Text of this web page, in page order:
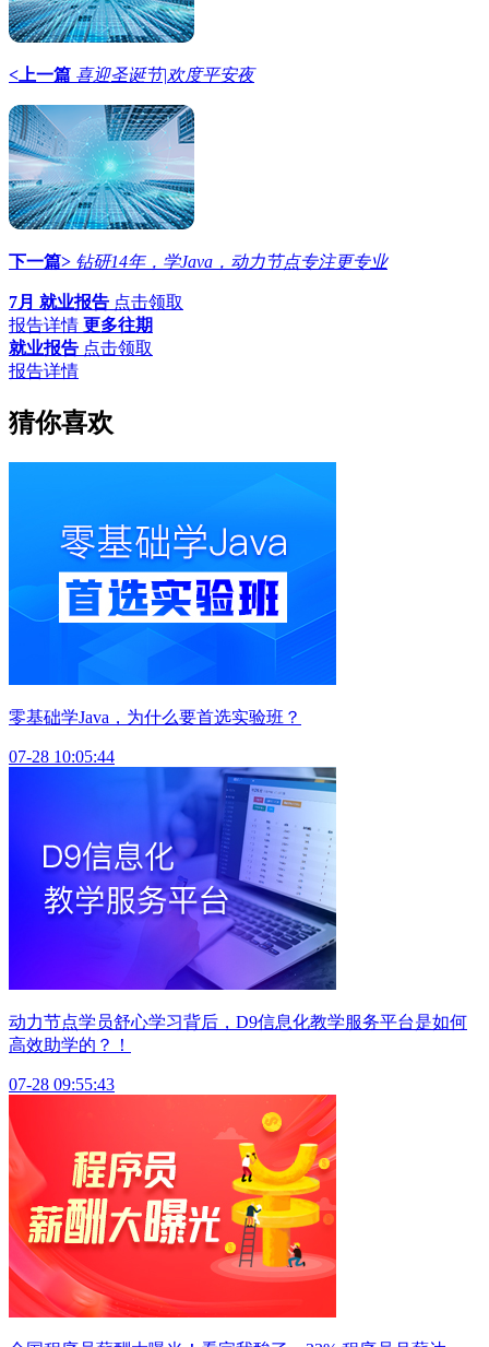
<上一篇 喜迎圣诞节|欢度平安夜
下一篇> 钻研14年，学Java，动力节点专注更专业
7月 就业报告 点击领取
报告详情 更多往期
就业报告 点击领取
报告详情
猜你喜欢
零基础学Java，为什么要首选实验班？
07-28 10:05:44
动力节点学员舒心学习背后，D9信息化教学服务平台是如何
高效助学的？！
07-28 09:55:43